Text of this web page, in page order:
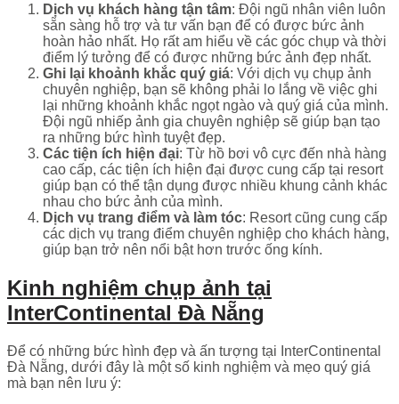
Dịch vụ khách hàng tận tâm: Đội ngũ nhân viên luôn
sẵn sàng hỗ trợ và tư vấn bạn để có được bức ảnh
hoàn hảo nhất. Họ rất am hiểu về các góc chụp và thời
điểm lý tưởng để có được những bức ảnh đẹp nhất.
Ghi lại khoảnh khắc quý giá: Với dịch vụ chụp ảnh
chuyên nghiệp, bạn sẽ không phải lo lắng về việc ghi
lại những khoảnh khắc ngọt ngào và quý giá của mình.
Đội ngũ nhiếp ảnh gia chuyên nghiệp sẽ giúp bạn tạo
ra những bức hình tuyệt đẹp.
Các tiện ích hiện đại: Từ hồ bơi vô cực đến nhà hàng
cao cấp, các tiện ích hiện đại được cung cấp tại resort
giúp bạn có thể tận dụng được nhiều khung cảnh khác
nhau cho bức ảnh của mình.
Dịch vụ trang điểm và làm tóc: Resort cũng cung cấp
các dịch vụ trang điểm chuyên nghiệp cho khách hàng,
giúp bạn trở nên nổi bật hơn trước ống kính.
Kinh nghiệm chụp ảnh tại
InterContinental Đà Nẵng
Để có những bức hình đẹp và ấn tượng tại InterContinental
Đà Nẵng, dưới đây là một số kinh nghiệm và mẹo quý giá
mà bạn nên lưu ý: